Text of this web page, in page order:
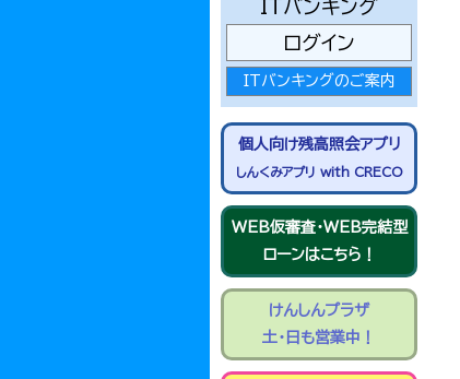
ITバンキング
ログイン
ITバンキングのご案内
個人向け残高照会アプリ
しんくみアプリ with CRECO
WEB仮審査・WEB完結型
ローンはこちら！
けんしんプラザ
土・日も営業中！